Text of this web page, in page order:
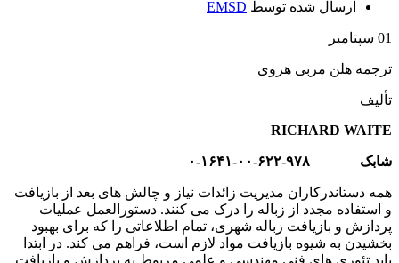
ارسال شده توسط EMSD
01 سپتامبر
ترجمه هلن مربی هروی
تألیف
RICHARD WAITE
شابک ۹۷۸-۶۲۲-۰۰-۱۶۴۱-۰
همه دستاندرکاران مدیریت زائدات نیاز و چالش های بعد از بازیافت
و استفاده مجدد از زباله را درک می کنند. دستورالعمل عملیات
پردازش و بازیافت زباله شهری، تمام اطلاعاتی را که برای بهبود
بخشیدن به شیوه بازیافت مواد لازم است، فراهم می کند. در ابتدا
باید تئوری های فنی مهندسی و علمی مربوط به پردازش و بازیافت